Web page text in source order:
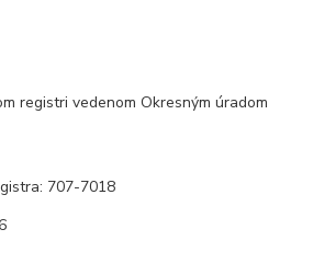
registri vedenom Okresným úradom
707-7018